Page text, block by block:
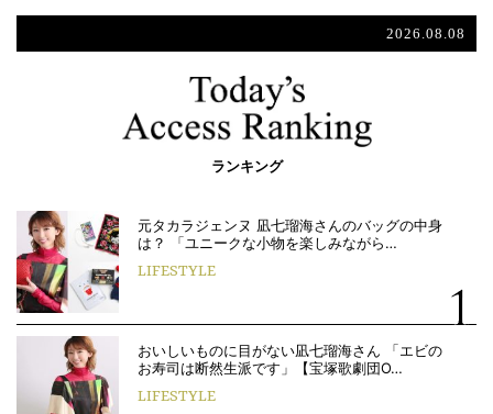
2026.08.08
ランキング
元タカラジェンヌ 凪七瑠海さんのバッグの中身
は？ 「ユニークな小物を楽しみながら…
LIFESTYLE
おいしいものに目がない凪七瑠海さん 「エビの
お寿司は断然生派です」【宝塚歌劇団O…
LIFESTYLE